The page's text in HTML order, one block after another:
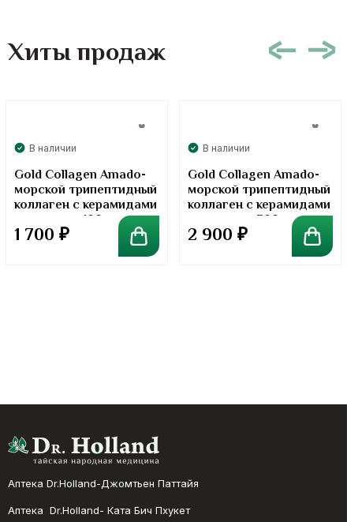
Хиты продаж
В наличии
Gold Collagen Amado-
морской трипептидный
коллаген с керамидами
в порошке. 100 грамм
1 700 ₽
В наличии
Gold Collagen Amado-
морской трипептидный
коллаген с керамидами
в порошке. 300 грамм
2 900 ₽
Аптека Dr.Holland-Джомтьен Паттайя
Аптека Dr.Holland- Ката Бич Пхукет